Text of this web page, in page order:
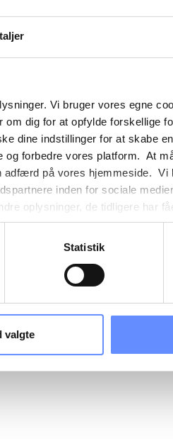
Vi bruger vores egne
dig for at opfylde forskellige
dine indstillinger for at skabe
forbedre vores platform. At
adfærd på vores hjemmeside. Vi
inden for sociale
oplysninger, de tidligere har
af vores
information om formålene med
må anvende cookies
Statistik
valgte